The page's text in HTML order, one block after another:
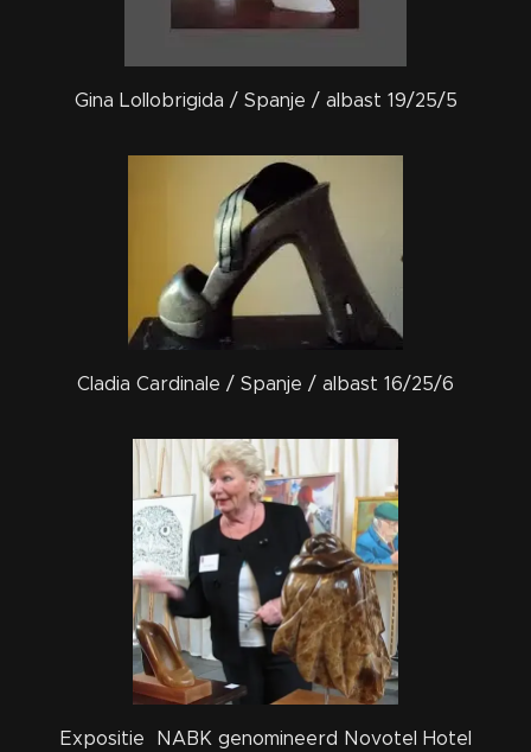
Gina Lollobrigida / Spanje / albast 19/25/5
Cladia Cardinale / Spanje / albast 16/25/6
Expositie NABK genomineerd Novotel Hotel